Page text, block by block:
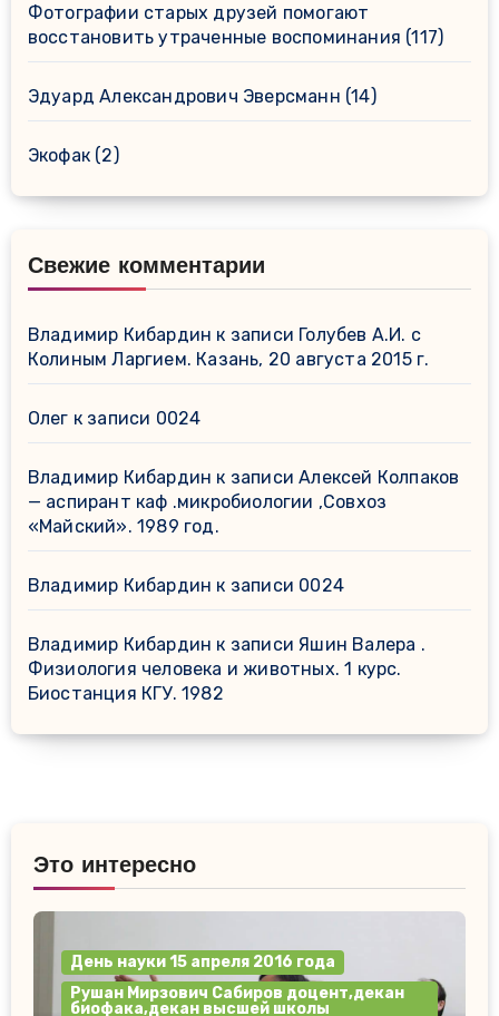
Фотографии старых друзей помогают
восстановить утраченные воспоминания (117)
Эдуард Александрович Эверсманн (14)
Экофак(2)
Свежие комментарии
Владимир Кибардин к записи Голубев А.И. с
Колиным Ларгием. Казань, 20 августа 2015 г.
Олег к записи 0024
Владимир Кибардин к записиАлексей Колпаков
— аспирант каф .микробиологии ,Совхоз
«Майский». 1989 год.
Владимир Кибардин к записи 0024
Владимир Кибардин к записиЯшин Валера .
Физиология человека и животных. 1 курс.
Биостанция КГУ. 1982
Это интересно
День науки 15 апреля 2016 года
Рушан Мирзович Сабиров доцент,декан
биофака,декан высшей школы